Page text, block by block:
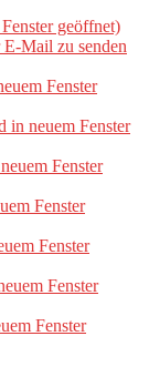
geöffnet)
Mail zu senden
Fenster
in neuem Fenster
Fenster
Fenster
Fenster
Fenster
Fenster